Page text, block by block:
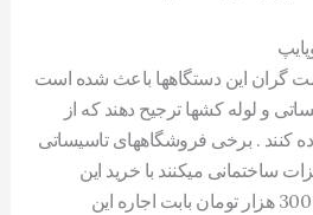
گران این دستگاهها باعث شده است
و لوله کشها ترجیح دهند که از
کنند . برخی فروشگاههای تاسیساتی
ساختمانی میکنند با خرید این
دستگاهها مبلغی بین 150 تا 300 هزار تومان بابت اجاره این